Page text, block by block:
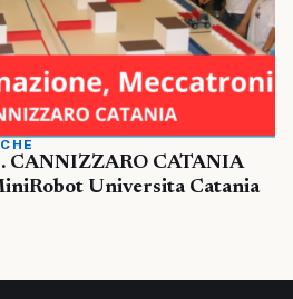
CANNIZZARO CATANIA
Universita Catania